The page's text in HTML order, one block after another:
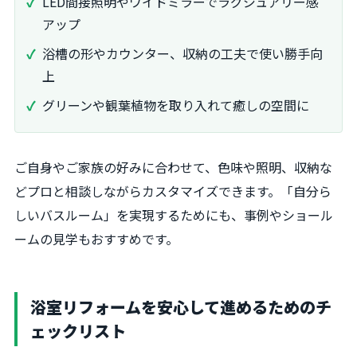
アップ
浴槽の形やカウンター、収納の工夫で使い勝手向
上
グリーンや観葉植物を取り入れて癒しの空間に
ご自身やご家族の好みに合わせて、色味や照明、収納な
どプロと相談しながらカスタマイズできます。「自分ら
しいバスルーム」を実現するためにも、事例やショール
ームの見学もおすすめです。
浴室リフォームを安心して進めるためのチ
ェックリスト